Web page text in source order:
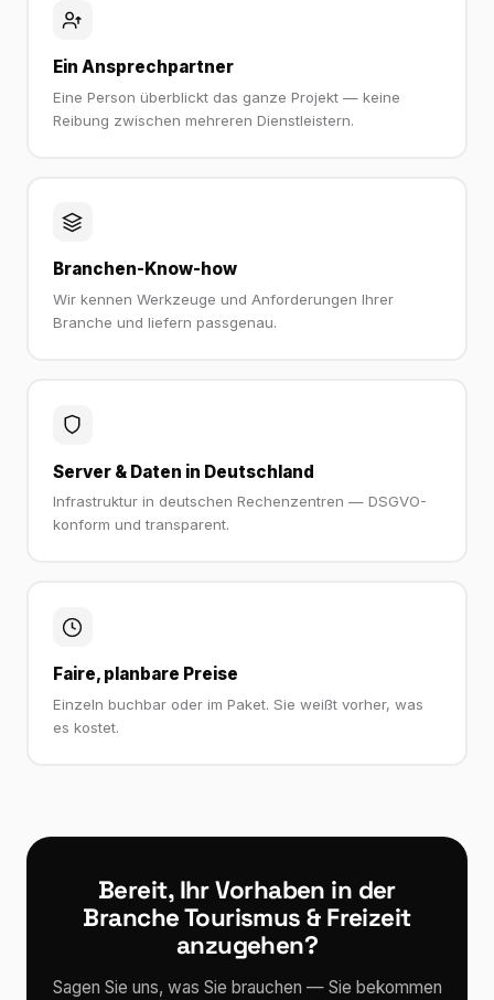
Ein Ansprechpartner
Eine Person überblickt das ganze Projekt — keine
Reibung zwischen mehreren Dienstleistern.
Branchen-Know-how
Wir kennen Werkzeuge und Anforderungen Ihrer
Branche und liefern passgenau.
Server & Daten in Deutschland
Infrastruktur in deutschen Rechenzentren — DSGVO-
konform und transparent.
Faire, planbare Preise
Einzeln buchbar oder im Paket. Sie weißt vorher, was
es kostet.
Bereit, Ihr Vorhaben in der
Branche Tourismus & Freizeit
anzugehen?
Sagen Sie uns, was Sie brauchen — Sie bekommen